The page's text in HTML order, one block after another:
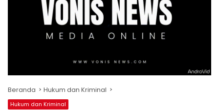
Beranda Hukum dan Kriminal
Hukum dan Kriminal